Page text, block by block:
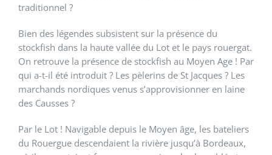
traditionnel ?
Bien des légendes subsistent sur la présence du
stockfish dans la haute vallée du Lot et le pays rouergat.
On retrouve la présence de stockfish au Moyen Age ! Par
qui a-t-il été introduit ? Les pèlerins de St Jacques ? Les
marchands nordiques venus s’approvisionner en laine
des Causses ?
Par le Lot ! Navigable depuis le Moyen âge, les bateliers
du Rouergue descendaient la rivière jusqu’à Bordeaux,